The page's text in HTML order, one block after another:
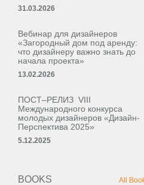
31.03.2026
Вебинар для дизайнеров
«Загородный дом под аренду:
что дизайнеру важно знать до
начала проекта»
13.02.2026
ПОСТ–РЕЛИЗ VIII
Международного конкурса
молодых дизайнеров «Дизайн-
Перспектива 2025»
5.12.2025
BOOKS All